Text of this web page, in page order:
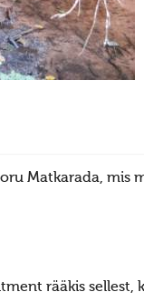
Matkarada, mis
rääkis